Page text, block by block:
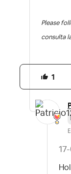
Please
consulta
1